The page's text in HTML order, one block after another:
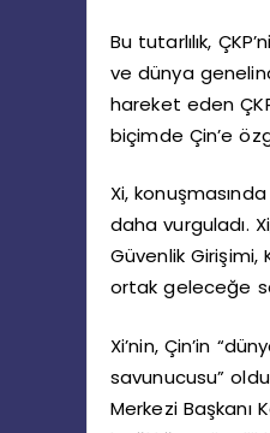
Bu tutarlılık,
ve dünya
hareket eden
biçimde Çin’e
Xi,
daha vurguladı.
Güvenlik
ortak geleceğe
Xi’nin, Çin’in
savunucusu”
Merkezi Başkanı